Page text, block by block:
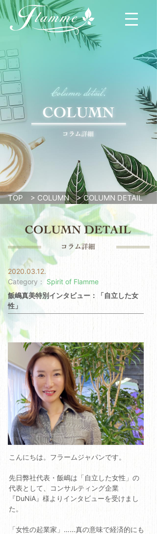
TOP > COLUMN>COLUMN DETAIL
2020.03.12.
Category：
Spirit of Flamme
飯嶋真美特別インタビュー：「自立した女
性」
こんにちは。フラームジャパンです。
先日弊社代表・飯嶋は「自立した女性」の
代表として、コンサルティング企業
『DuNiA』様よりインタビューを受けまし
た。
「女性の起業家」……真の意味で経済的にも